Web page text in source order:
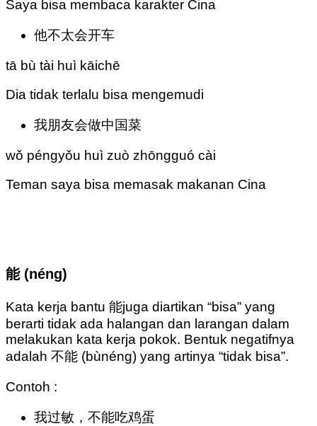
Saya bisa membaca karakter Cina
他不太会开车
tā bù tài huì kāichē
Dia tidak terlalu bisa mengemudi
我朋友会做中国菜
wǒ péngyǒu huì zuò zhōngguó cài
Teman saya bisa memasak makanan Cina
能 (néng)
Kata kerja bantu 能juga diartikan “bisa” yang
berarti tidak ada halangan dan larangan dalam
melakukan kata kerja pokok. Bentuk negatifnya
adalah 不能 (bùnéng) yang artinya “tidak bisa”.
Contoh :
我过敏，不能吃鸡蛋